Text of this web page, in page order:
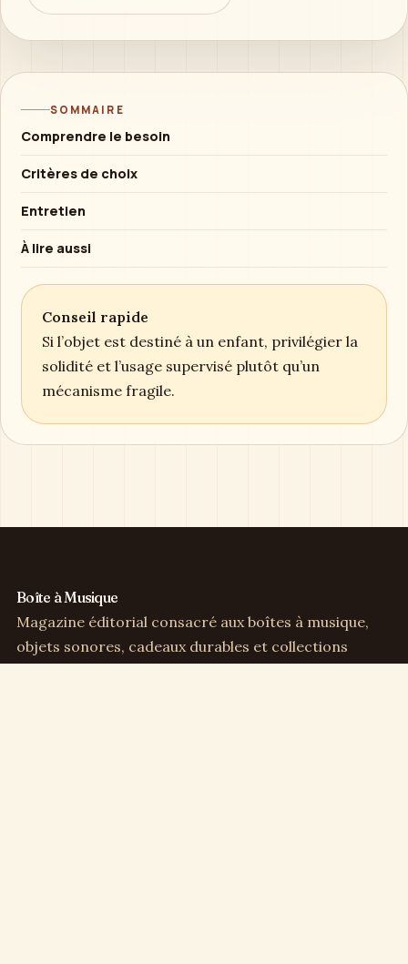
SOMMAIRE
Comprendre le besoin
Critères de choix
Entretien
À lire aussi
Conseil rapide
Si l’objet est destiné à un enfant, privilégier la
solidité et l’usage supervisé plutôt qu’un
mécanisme fragile.
Boîte à Musique
Magazine éditorial consacré aux boîtes à musique,
objets sonores, cadeaux durables et collections